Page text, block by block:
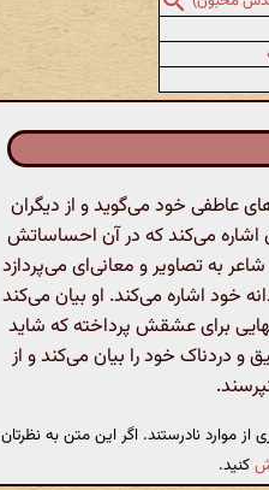
عاطفی خود می‌گوید و از دیگران
اشاره می‌کند که در آن احساساتش
به تصاویر و معانی‌ای می‌پردازد
خود اشاره می‌کند. او بیان می‌کند
برای عشقش پرداخته که شاید
و دردناک خود را بیان می‌کند و از
نادرستند. اگر این متن به نظرتان
کنید.